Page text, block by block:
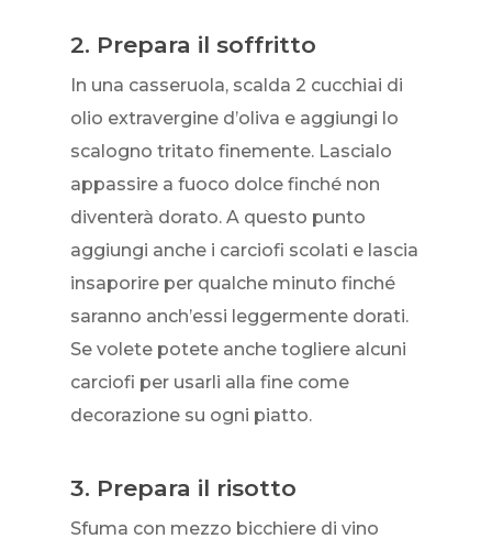
2. Prepara il soffritto
In una casseruola, scalda 2 cucchiai di
olio extravergine d’oliva e aggiungi lo
scalogno tritato finemente. Lascialo
appassire a fuoco dolce finché non
diventerà dorato. A questo punto
aggiungi anche i carciofi scolati e lascia
insaporire per qualche minuto finché
saranno anch’essi leggermente dorati.
Se volete potete anche togliere alcuni
carciofi per usarli alla fine come
decorazione su ogni piatto.
3. Prepara il risotto
Sfuma con mezzo bicchiere di vino